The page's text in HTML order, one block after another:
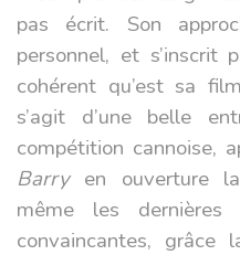
pas écrit. Son
personnel, et s’inscrit
cohérent qu’est sa
s’agit d’une belle
compétition cannoise,
Barryen ouverture la
même les
convaincantes,